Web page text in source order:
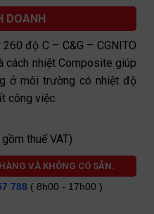
DOANH
độ C – C&G – CGNITO
cách nhiệt Composite giúp
ở môi trường có nhiệt độ
công việc.
thuế VAT)
VÀ KHÔNG CÓ SẴN.
788 ( 8h00 - 17h00 )